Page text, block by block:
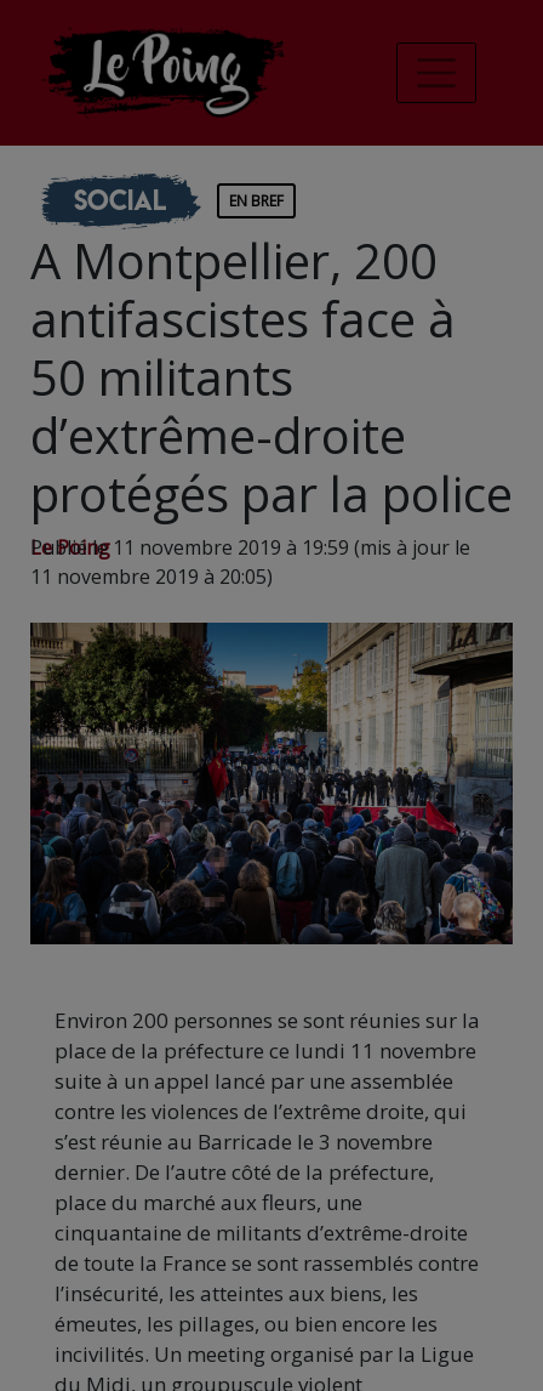
Social EN BREF
A Montpellier, 200
antifascistes face à
50 militants
d’extrême-droite
protégés par la police
Le Poing
Publié le 11 novembre 2019 à 19:59 (mis à jour le
11 novembre 2019 à 20:05)
Environ 200 personnes se sont réunies sur la
place de la préfecture ce lundi 11 novembre
suite à un appel lancé par une assemblée
contre les violences de l’extrême droite, qui
s’est réunie au Barricade le 3 novembre
dernier. De l’autre côté de la préfecture,
place du marché aux fleurs, une
cinquantaine de militants d’extrême-droite
de toute la France se sont rassemblés contre
l’insécurité, les atteintes aux biens, les
émeutes, les pillages, ou bien encore les
incivilités. Un meeting organisé par la Ligue
du Midi, un groupuscule violent